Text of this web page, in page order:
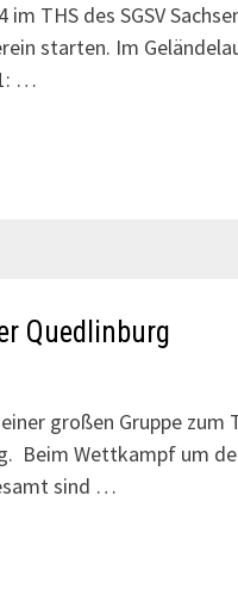
THS des SGSV
starten. Im
…
Quedlinburg
großen Gruppe zum
Beim Wettkampf um
sind …